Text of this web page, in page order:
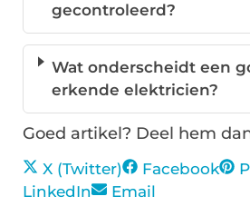
gecontroleerd?
Wat onderscheidt een
erkende elektricien?
Goed artikel? Deel hem
X (Twitter) Facebook
LinkedIn
Email